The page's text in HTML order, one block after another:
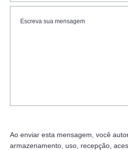
Ao enviar esta mensagem, você
armazenamento, uso, recepção,